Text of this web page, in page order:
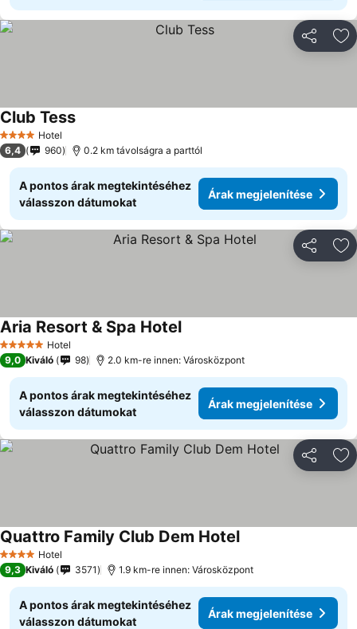
4 KategóriaHotel
Club Tess
6,4 960 0.2 km távolságra a parttól
A pontos árak megtekintéséhez
válasszon dátumokat
Árak megjelenítése
5 KategóriaHotel
Aria Resort & Spa Hotel
9,0 Kiváló 98 2.0 km-re innen: Városközpont
A pontos árak megtekintéséhez
válasszon dátumokat
Árak megjelenítése
4 KategóriaHotel
Quattro Family Club Dem Hotel
9,3 Kiváló 3571 1.9 km-re innen: Városközpont
A pontos árak megtekintéséhez
válasszon dátumokat
Árak megjelenítése